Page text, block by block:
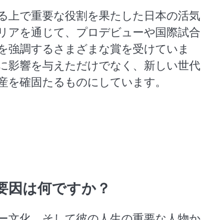
上で重要な役割を果たした日本の活気
アを通じて、プロデビューや国際試合
調するさまざまな賞を受けていま
影響を与えただけでなく、新しい世代
確固たるものにしています。
因は何ですか？